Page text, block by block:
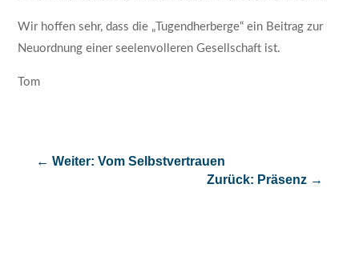
Wir hoffen sehr, dass die „Tugendherberge“ ein Beitrag zur
Neuordnung einer seelenvolleren Gesellschaft ist.
Tom
← Weiter: Vom Selbstvertrauen
Zurück: Präsenz →